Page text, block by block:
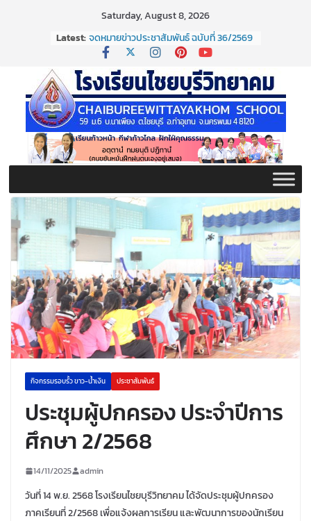
Saturday, August 8, 2026
Latest: จดหมายข่าวประชาสัมพันธ์ ฉบับที่ 36/2569
ประจำเดือนมิถุนายน 2569
กิจกรรมวันสุนทรภู่ ประจำปี ๒๕๖๙
จดหมายข่าวประชาสัมพันธ์ ฉบับที่ 38/2569
ประจำเดือนมิถุนายน 2569
จดหมายข่าวประชาสัมพันธ์ ฉบับที่ 37/2569
ประจำเดือนมิถุนายน 2569
กิจกรรมรอบรั้ว ขาว-น้ำเงิน ประชาสัมพันธ์
ประชุมผู้ปกครอง ประจำปีการ
ศึกษา 2/2568
14/11/2025 admin
วันที่ 14 พ.ย. 2568 โรงเรียนไชยบุรีวิทยาคม ได้จัดประชุมผู้ปกครอง
ภาคเรียนที่ 2/2568 เพื่อแจ้งผลการเรียน และพัฒนาการของนักเรียน